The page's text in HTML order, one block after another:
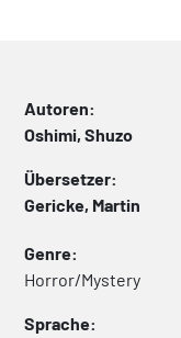
Autoren:
Oshimi, Shuzo
Übersetzer:
Gericke, Martin
Genre:
Horror/Mystery
Sprache: